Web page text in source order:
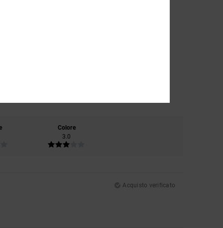
Colore
3.0
Acquisto verificato